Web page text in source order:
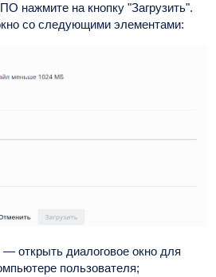
нажмите на кнопку "Загрузить".
со следующими элементами:
открыть диалоговое окно для
пользователя;